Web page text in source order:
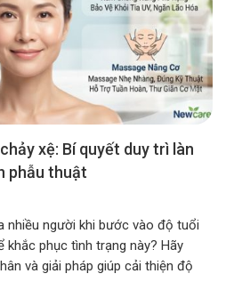
xệ: Bí quyết duy trì làn
phẫu thuật
nhiều người khi bước vào độ tuổi
khắc phục tình trạng này? Hãy
và giải pháp giúp cải thiện độ